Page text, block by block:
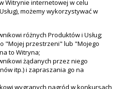
Witrynie internetowej w celu
możemy wykorzystywać w
różnych Produktów i Usług;
"Mojej przestrzeni" lub "Mojego
to Witryna;
żądanych przez niego
itp.) i zapraszania go na
wygranych nagród w konkursach